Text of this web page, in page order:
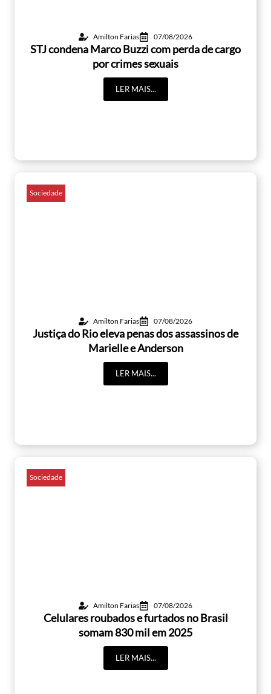
Amilton Farias 07/08/2026
STJ condena Marco Buzzi com perda de cargo
por crimes sexuais
LER MAIS...
Sociedade
Amilton Farias 07/08/2026
Justiça do Rio eleva penas dos assassinos de
Marielle e Anderson
LER MAIS...
Sociedade
Amilton Farias 07/08/2026
Celulares roubados e furtados no Brasil
somam 830 mil em 2025
LER MAIS...